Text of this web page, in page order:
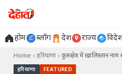
होम ब्लॉग देश राज्य
Home › हरियाणा › कुरुक्षेत्र में खालिस्तान
हरियाणा FEATURED